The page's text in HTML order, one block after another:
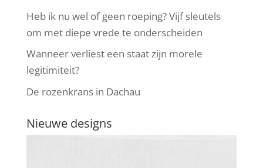
Heb ik nu wel of geen roeping? Vijf sleutels
om met diepe vrede te onderscheiden
Wanneer verliest een staat zijn morele
legitimiteit?
De rozenkrans in Dachau
Nieuwe designs